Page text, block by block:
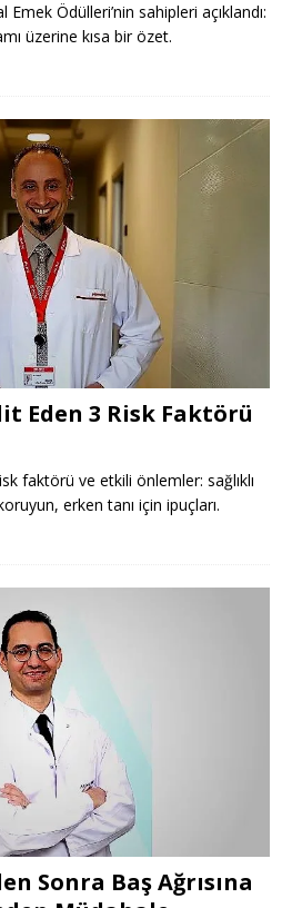
Emek Ödülleri’nin sahipleri açıklandı:
üzerine kısa bir özet.
Eden 3 Risk Faktörü
faktörü ve etkili önlemler: sağlıklı
erken tanı için ipuçları.
Sonra Baş Ağrısına